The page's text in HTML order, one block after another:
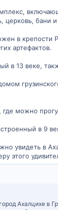
церковь,
в крепости
артефактов.
в 13 веке,
можно
в 9
увидеть в
этого
Ахалцихе в